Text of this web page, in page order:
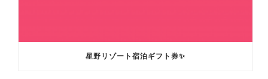
星野リゾート宿泊ギフト券✨